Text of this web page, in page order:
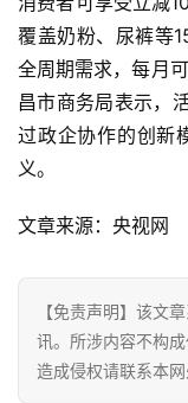
首
讯
商
业
覆盖奶粉、尿裤等
全周期需求，每月
昌市商务局表示，
过政企协作的创新
义。
文章来源：央视网
【免责声明】该文
讯。所涉内容不构
造成侵权请联系本网